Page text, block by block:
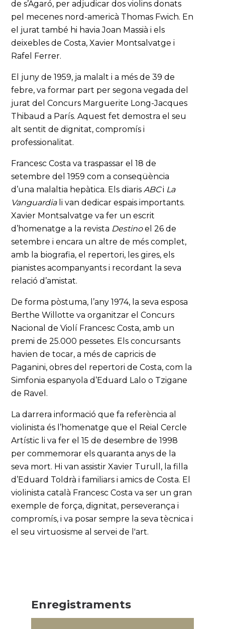
de s’Agaró, per adjudicar dos violins donats
pel mecenes nord-americà Thomas Fwich. En
el jurat també hi havia Joan Massià i els
deixebles de Costa, Xavier Montsalvatge i
Rafel Ferrer.
El juny de 1959, ja malalt i a més de 39 de
febre, va formar part per segona vegada del
jurat del Concurs Marguerite Long-Jacques
Thibaud a París. Aquest fet demostra el seu
alt sentit de dignitat, compromís i
professionalitat.
Francesc Costa va traspassar el 18 de
setembre del 1959 com a conseqüència
d’una malaltia hepàtica. Els diarisABCi La
Vanguardia li van dedicar espais importants.
Xavier Montsalvatge va fer un escrit
d’homenatge a la revista Destinoel 26 de
setembre i encara un altre de més complet,
amb la biografia, el repertori, les gires, els
pianistes acompanyants i recordant la seva
relació d’amistat.
De forma pòstuma, l’any 1974, la seva esposa
Berthe Willotte va organitzar el Concurs
Nacional de Violí Francesc Costa, amb un
premi de 25.000 pessetes. Els concursants
havien de tocar, a més de capricis de
Paganini, obres del repertori de Costa, com la
Simfonia espanyola d’Eduard Lalo o Tzigane
de Ravel.
La darrera informació que fa referència al
violinista és l’homenatge que el Reial Cercle
Artístic li va fer el 15 de desembre de 1998
per commemorar els quaranta anys de la
seva mort. Hi van assistir Xavier Turull, la filla
d’Eduard Toldrà i familiars i amics de Costa. El
violinista català Francesc Costa va ser un gran
exemple de força, dignitat, perseverança i
compromís, i va posar sempre la seva tècnica i
el seu virtuosisme al servei de l'art.
Enregistraments